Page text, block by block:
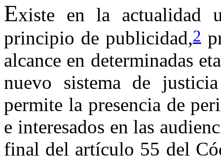
Existe en la actualidad
principio de publicidad,2
alcance en determinadas
nuevo sistema de
permite la presencia de
e interesados en las
final del artículo 55 del